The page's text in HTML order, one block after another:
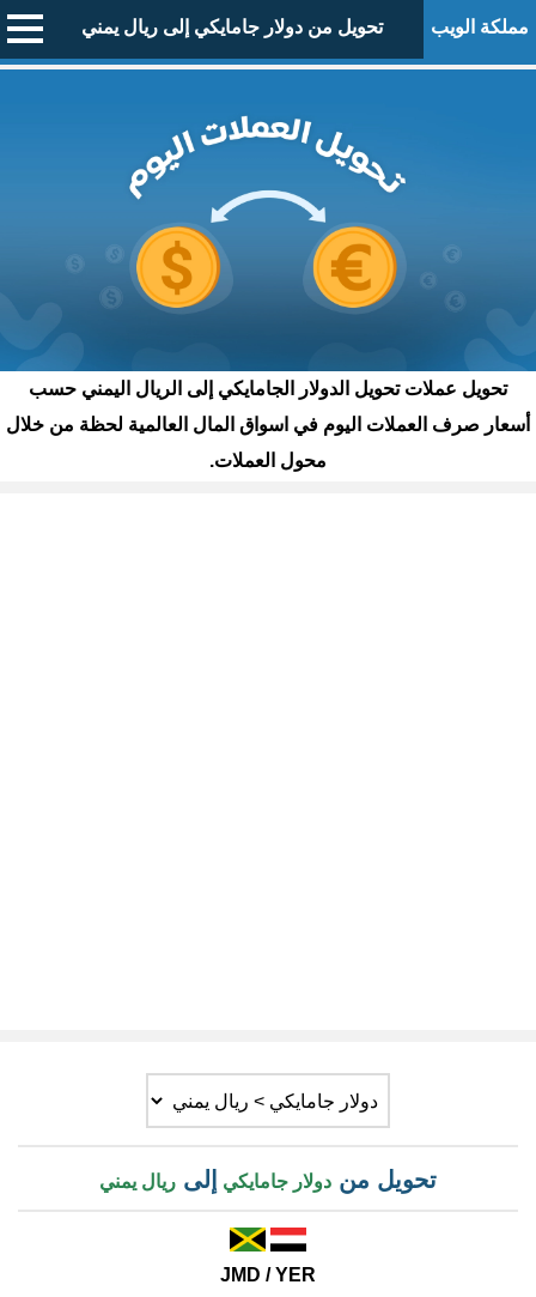
مملكة الويب تحويل من دولار جامايكي إلى ريال يمني
تحويل عملات تحويل الدولار الجامايكي إلى الريال اليمني حسب
أسعار صرف العملات اليوم في اسواق المال العالمية لحظة من خلال
محول العملات.
تحويل من دولار جامايكي إلى ريال يمني
JMD / YER